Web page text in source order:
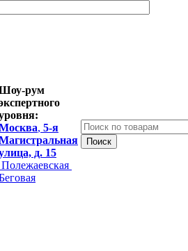
рум
, 5-я
д. 15
Полежаевская